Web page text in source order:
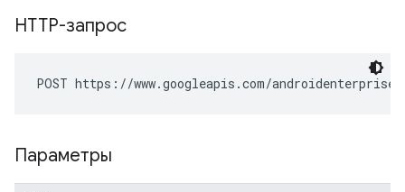
HTTP-запрос
POST https://www.googleapis.com/
Параметры